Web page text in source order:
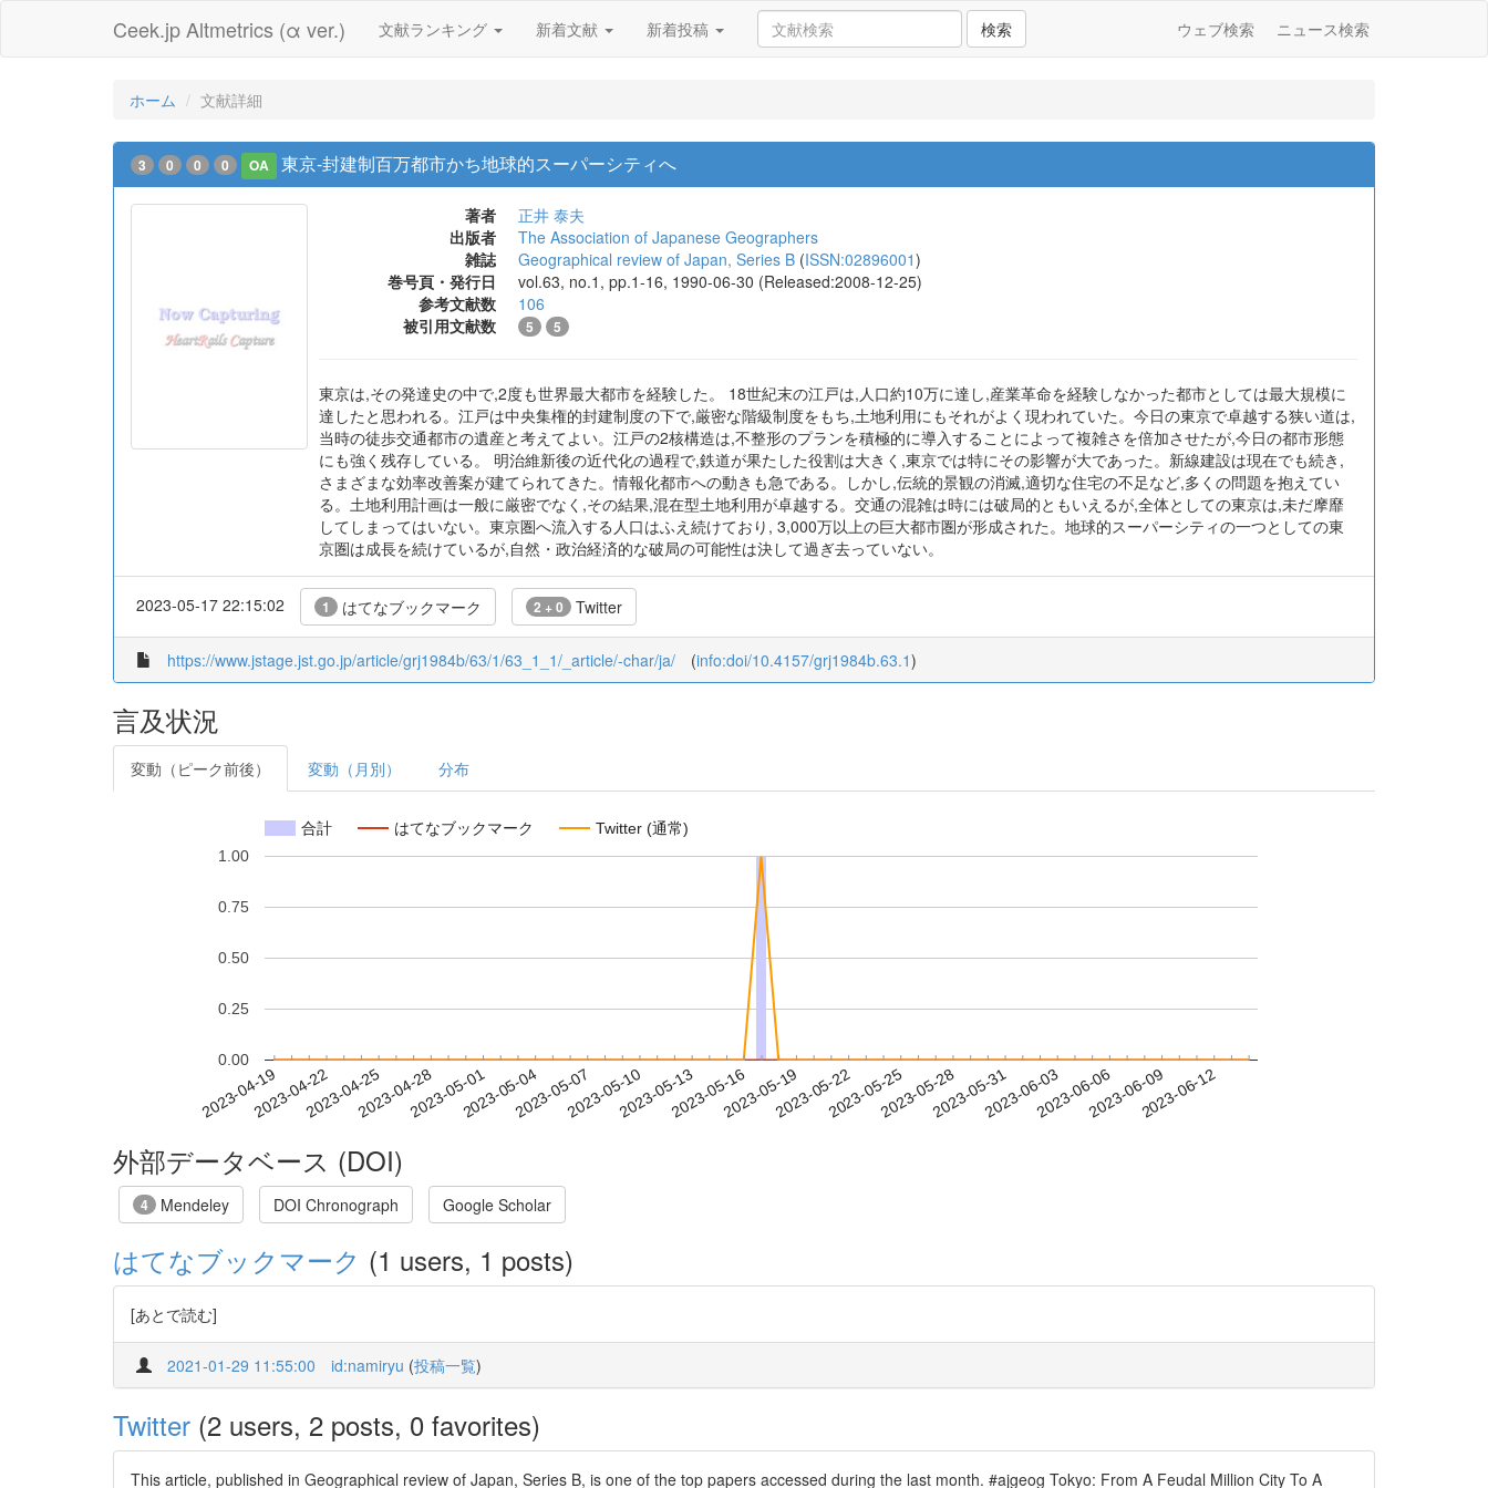
Ceek.jp Altmetrics (α ver.) 文献ランキング 新着文献 新着投稿 検索 ウェブ検索 ニュース検索
ホーム 文献詳細
3 0 0 0 OA 東京-封建制百万都市かち地球的スーパーシティへ
著者
正井 泰夫
出版者
The Association of Japanese Geographers
雑誌
Geographical review of Japan, Series B (ISSN:02896001)
巻号頁・発行日
vol.63, no.1, pp.1-16, 1990-06-30 (Released:2008-12-25)
参考文献数
106
被引用文献数
5 5
東京は,その発達史の中で,2度も世界最大都市を経験した。 18世紀末の江戸は,人口約10万に達し,産業革命を経験しなかった都市としては最大規模に
達したと思われる。江戸は中央集権的封建制度の下で,厳密な階級制度をもち,土地利用にもそれがよく現われていた。今日の東京で卓越する狭い道は,
当時の徒歩交通都市の遺産と考えてよい。江戸の2核構造は,不整形のプランを積極的に導入することによって複雑さを倍加させたが,今日の都市形態
にも強く残存している。 明治維新後の近代化の過程で,鉄道が果たした役割は大きく,東京では特にその影響が大であった。新線建設は現在でも続き,
さまざまな効率改善案が建てられてきた。情報化都市への動きも急である。しかし,伝統的景観の消滅,適切な住宅の不足など,多くの問題を抱えてい
る。土地利用計画は一般に厳密でなく,その結果,混在型土地利用が卓越する。交通の混雑は時には破局的ともいえるが,全体としての東京は,未だ摩靡
してしまってはいない。東京圏へ流入する人口はふえ続けており, 3,000万以上の巨大都市圏が形成された。地球的スーパーシティの一つとしての東
京圏は成長を続けているが,自然・政治経済的な破局の可能性は決して過ぎ去っていない。
2023-05-17 22:15:02 1 はてなブックマーク 2 + 0 Twitter
https://www.jstage.jst.go.jp/article/grj1984b/63/1/63_1_1/_article/-char/ja/ (info:doi/10.4157/grj1984b.63.1)
言及状況
変動（ピーク前後） 変動（月別） 分布
合計 はてなブックマーク Twitter (通常)
2023-04-192023-04-222023-04-252023-04-282023-05-012023-05-042023-05-072023-05-102023-05-132023-05-162023-05-192023-05-222023-05-252023-05-282023-05-312023-06-032023-06-062023-06-092023-06-12
0.00
0.25
0.50
0.75
1.00
外部データベース (DOI)
4 Mendeley DOI Chronograph Google Scholar
はてなブックマーク (1 users, 1 posts)
[あとで読む]
2021-01-29 11:55:00 id:namiryu (投稿一覧)
Twitter (2 users, 2 posts, 0 favorites)
This article, published in Geographical review of Japan, Series B, is one of the top papers accessed during the last month. #ajgeog Tokyo: From A Feudal Million City To A